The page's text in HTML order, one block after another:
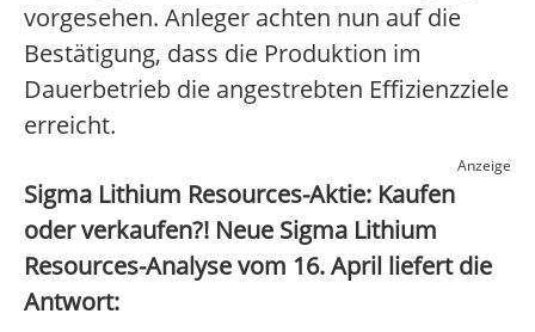
vorgesehen. Anleger achten nun auf die
Bestätigung, dass die Produktion im
Dauerbetrieb die angestrebten Effizienzziele
erreicht.
Anzeige
Sigma Lithium Resources-Aktie: Kaufen
oder verkaufen?! Neue Sigma Lithium
Resources-Analyse vom 16. April liefert die
Antwort: